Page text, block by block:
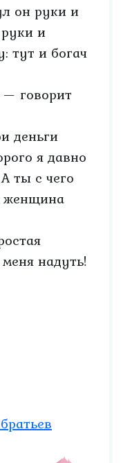
он руки и
и
тут и богач
говорит
деньги
я давно
ты с чего
женщина
надуть!